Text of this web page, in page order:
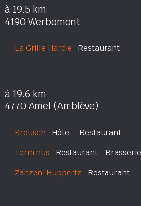
à 19.5 km
4190 Werbomont
La Grille Hardie Restaurant
à 19.6 km
4770 Amel (Amblève)
Kreusch Hôtel - Restaurant
Terminus Restaurant - Brasserie
Zanzen-Huppertz Restaurant